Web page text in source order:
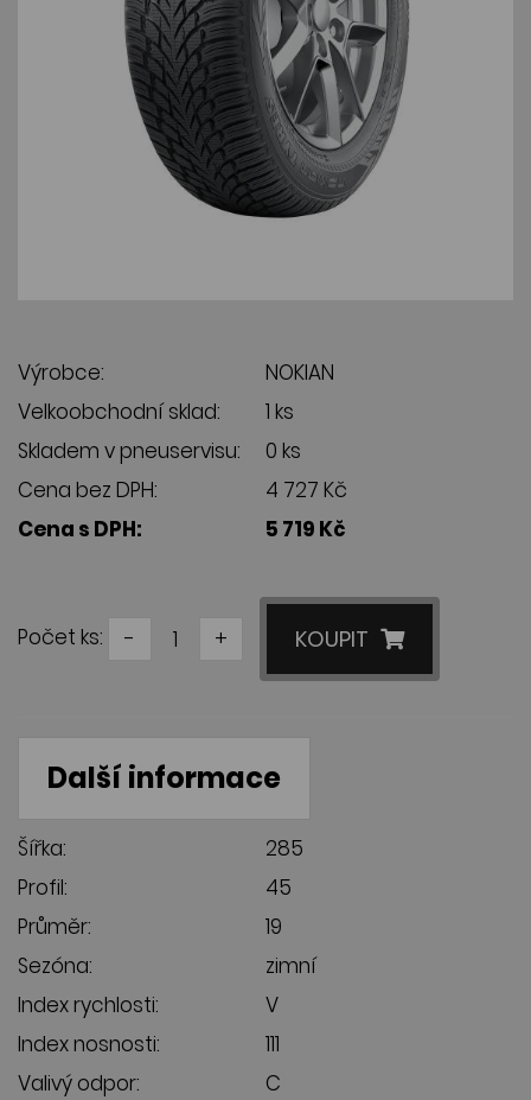
Výrobce:
NOKIAN
Velkoobchodní sklad:
1 ks
Skladem v pneuservisu:
0 ks
Cena bez DPH:
4 727 Kč
Cena s DPH:
5 719 Kč
Počet ks: - + KOUPIT
Další informace
Šířka:
285
Profil:
45
Průměr:
19
Sezóna:
zimní
Index rychlosti:
V
Index nosnosti:
111
Valivý odpor:
C